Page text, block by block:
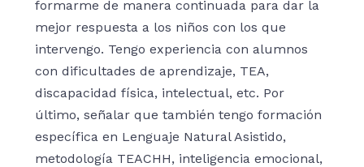
formarme de manera continuada para dar la
mejor respuesta a los niños con los que
intervengo. Tengo experiencia con alumnos
con dificultades de aprendizaje, TEA,
discapacidad física, intelectual, etc. Por
último, señalar que también tengo formación
específica en Lenguaje Natural Asistido,
metodología TEACHH, inteligencia emocional,